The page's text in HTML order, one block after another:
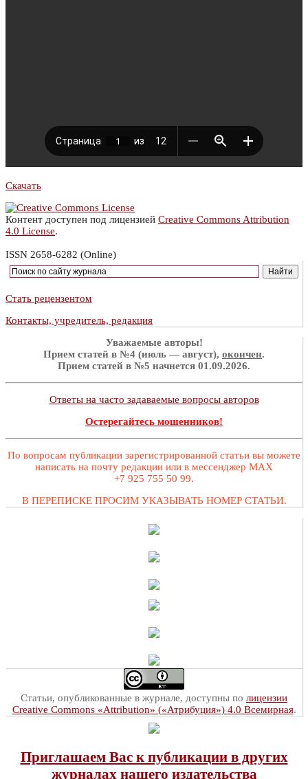
Скачать
Контент доступен под лицензией Creative Commons Attribution
4.0 License.
ISSN 2658-6282 (Online)
Стать рецензентом
Контакты, учредитель, редакция
Уважаемые авторы!
Прием статей в №4 (июль — август), окончен.
Прием статей в №5 начнется 01.09.2026.
Ответы на часто задаваемые вопросы авторов
Остерегайтесь мошенников!
По вопросам публикации зарегистрированной статьи вы можете
написать на почту редакции или в мессенджер MAX
+7 925 755 50 99.
В ПЕРЕПИСКЕ ПРОСИМ УКАЗЫВАТЬ НОМЕР СТАТЬИ.
Статьи, опубликованные в журнале, доступны по лицензии
Creative Commons «Attribution» («Атрибуция») 4.0 Всемирная.
Приглашаем Вас к публикации в других
журналах нашего издательства